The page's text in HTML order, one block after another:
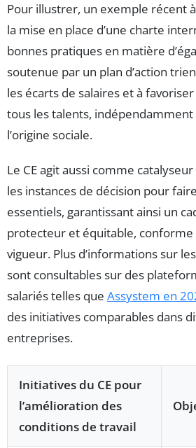
Pour illustrer, un exemple récent
la mise en place d’une charte
bonnes pratiques en matière
soutenue par un plan d’action
les écarts de salaires et à
tous les talents,
l’origine sociale.
Le CE agit aussi comme
les instances de décision pour
essentiels, garantissant ainsi un
protecteur et équitable, conforme
vigueur. Plus d’informations sur
sont consultables sur des
salariés telles que Assystem en
des initiatives comparables dans
entreprises.
Initiatives du CE pour
l’amélioration des
conditions de travail